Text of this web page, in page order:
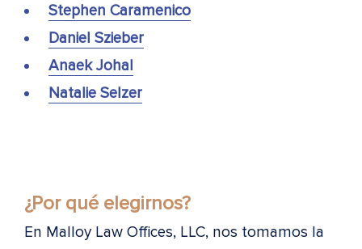
Stephen Caramenico
Daniel Szieber
Anaek Johal
Natalie Selzer
¿Por qué elegirnos?
En Malloy Law Offices, LLC, nos tomamos la